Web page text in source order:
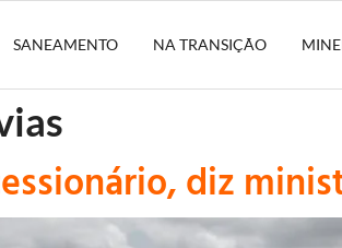
SANEAMENTO NA TRANSIÇÃO
diz